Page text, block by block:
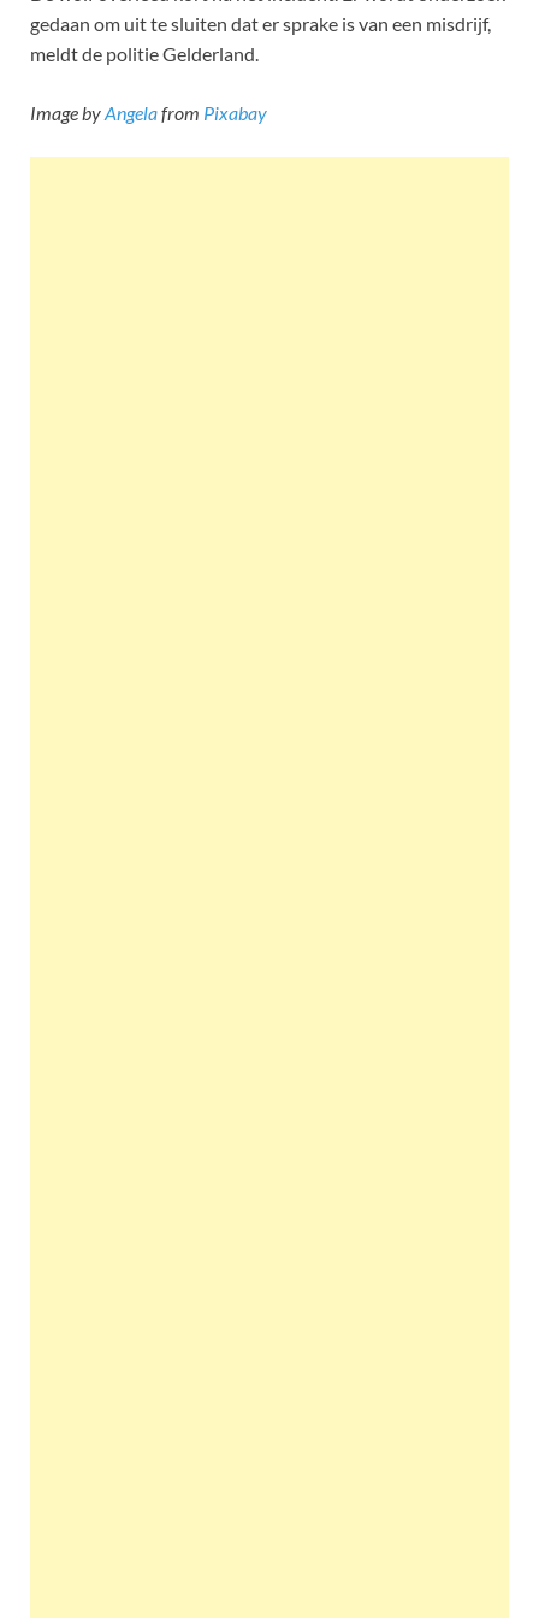
gedaan om uit te sluiten dat er sprake is van een misdrijf,
meldt de politie Gelderland.
Image byAngelafrom Pixabay